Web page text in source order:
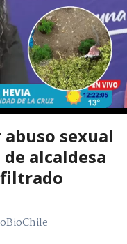
sexual
alcaldesa
filtrado